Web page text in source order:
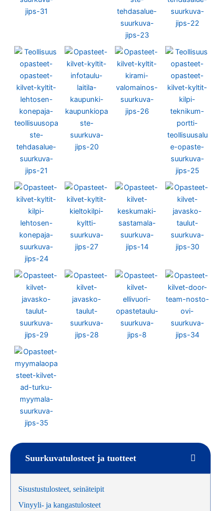
Suurkuvatulosteet ja tuotteet
Sisustustulosteet, seinäteipit
Vinyyli- ja kangastulosteet